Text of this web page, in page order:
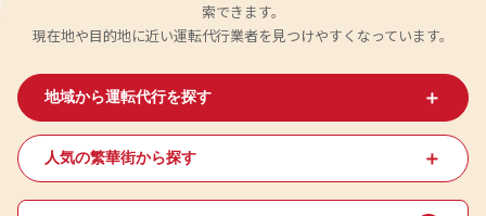
索できます。
現在地や目的地に近い運転代行業者を見つけやすくなっています。
地域から運転代行を探す ＋
人気の繁華街から探す ＋